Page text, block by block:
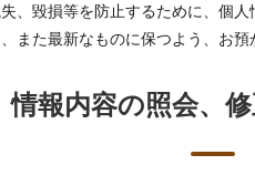
、毀損等を防止するために、個
また最新なものに保つよう、お預
情報内容の照会、